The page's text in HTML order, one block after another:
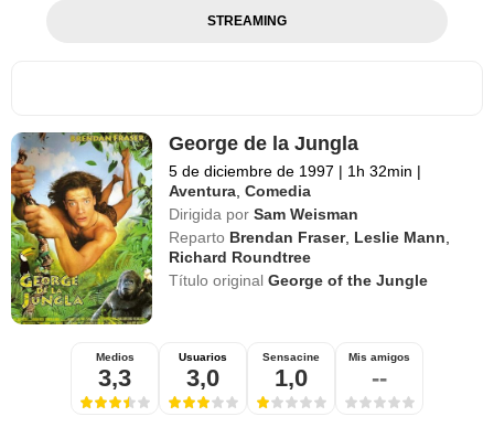
STREAMING
George de la Jungla
5 de diciembre de 1997 | 1h 32min |
Aventura ,Comedia
Dirigida por Sam Weisman
Reparto Brendan Fraser, Leslie Mann
Richard Roundtree
Título originalGeorge of the Jungle
Medios
3,3
Usuarios
3,0
Sensacine
1,0
Mis amigos
--